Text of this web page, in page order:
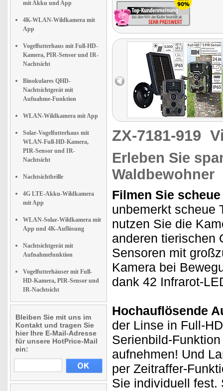
mit Akku und App
4K-WLAN-Wildkamera mit
App
Vogelfutterhaus mit Full-HD-
Kamera, PIR-Sensor und IR-
Nachtsicht
Binokulares QHD-
Nachtsichtgerät mit
Aufnahme-Funktion
WLAN-Wildkamera mit App
Solar-Vogelfutterhaus mit
WLAN-Full-HD-Kamera,
PIR-Sensor und IR-
Nachtsicht
Nachtsichtbrille
4G LTE-Akku-Wildkamera
mit App
WLAN-Solar-Wildkamera mit
App und 4K-Auflösung
Nachtsichtgerät mit
Aufnahmefunktion
Vogelfutterhäuser mit Full-
HD-Kamera, PIR-Sensor und
IR-Nachtsicht
Bleiben Sie mit uns im
Kontakt und tragen Sie
hier Ihre E-Mail-Adresse
für unsere HotPrice-Mail
ein:
ZX-7181-919
Erleben Sie
Waldbewohner
Filmen Sie
unbemerkt scheue
nutzen Sie die
anderen tierischen
Sensoren mit
Kamera bei
dank 42 Infrarot-
Hochauflösende
der Linse in Full-
Serienbild-
aufnehmen! Und
per Zeitraffer-
Sie individuell fest.